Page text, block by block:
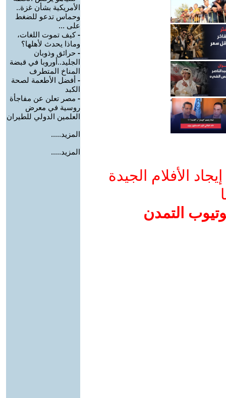
الأفلام الجيدة
التمدن
الأمريكية بشأن غزة..
وحماس تدعو للضغط
على ...
-كيف تموت اللغات،
وماذا يحدث لأهلها؟
- حرائق وذوبان
الجليد..أوروبا في قبضة
المناخ المتطرف
- أفضل الأطعمة لصحة
الكبد
- مصر تعلن عن مفاجأة
روسية في معرض
العلمين الدولي للطيران
المزيد.....
المزيد.....